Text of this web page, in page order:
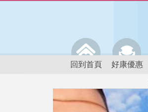
回到首頁 好康優惠